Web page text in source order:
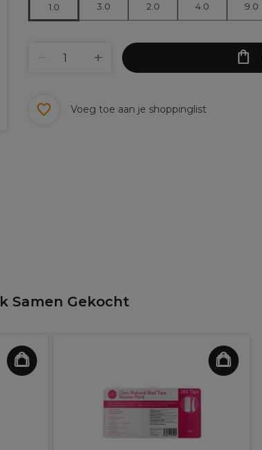
1.0 3.0 2.0 4.0 9.0
Voeg toe aan je shoppinglist
Samen Gekocht